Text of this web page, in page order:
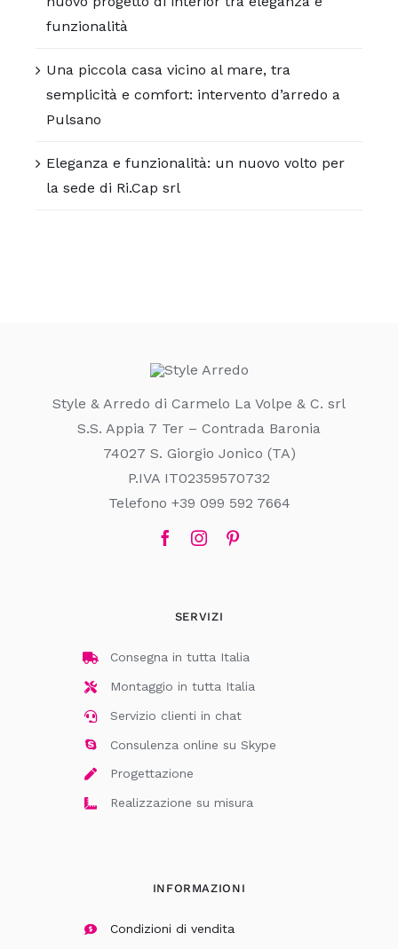
funzionalità
Una piccola casa vicino al mare, tra
semplicità e comfort: intervento d’arredo a
Pulsano
Eleganza e funzionalità: un nuovo volto per
la sede di Ri.Cap srl
Style & Arredo di Carmelo La Volpe & C. srl
S.S. Appia 7 Ter – Contrada Baronia
74027 S. Giorgio Jonico (TA)
P.IVA IT02359570732
Telefono +39 099 592 7664
SERVIZI
Consegna in tutta Italia
Montaggio in tutta Italia
Servizio clienti in chat
Consulenza online su Skype
Progettazione
Realizzazione su misura
INFORMAZIONI
Condizioni di vendita